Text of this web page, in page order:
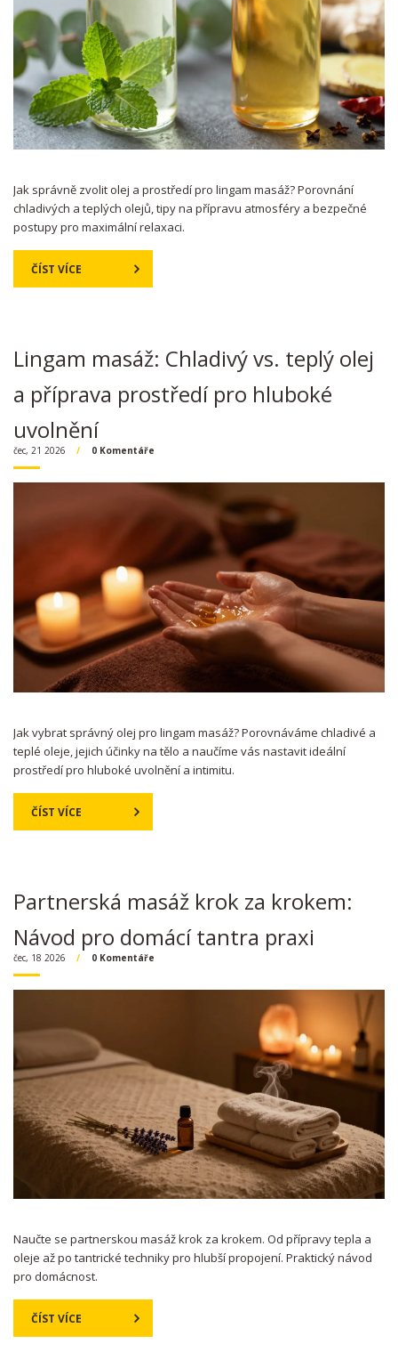
Jak správně zvolit olej a prostředí pro lingam masáž? Porovnání
chladivých a teplých olejů, tipy na přípravu atmosféry a bezpečné
postupy pro maximální relaxaci.
ČÍST VÍCE
Lingam masáž: Chladivý vs. teplý olej
a příprava prostředí pro hluboké
uvolnění
čec, 21 2026 0 Komentáře
Jak vybrat správný olej pro lingam masáž? Porovnáváme chladivé a
teplé oleje, jejich účinky na tělo a naučíme vás nastavit ideální
prostředí pro hluboké uvolnění a intimitu.
ČÍST VÍCE
Partnerská masáž krok za krokem:
Návod pro domácí tantra praxi
čec, 18 2026 0 Komentáře
Naučte se partnerskou masáž krok za krokem. Od přípravy tepla a
oleje až po tantrické techniky pro hlubší propojení. Praktický návod
pro domácnost.
ČÍST VÍCE